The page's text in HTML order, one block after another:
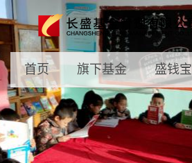
Previous
首页 旗下基金 盛钱宝